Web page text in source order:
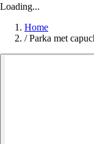
Loading...
Home
/ Parka met